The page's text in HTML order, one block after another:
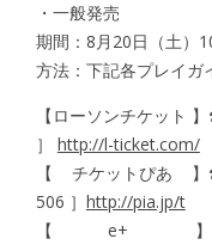
・一般発売
期間：8月20日（土）
方法：下記各プレイガ
【ローソンチケット
］ http://l-ticket.com/
【 チケットぴあ 】
506 ］ http://pia.jp/t
【 e+ 】